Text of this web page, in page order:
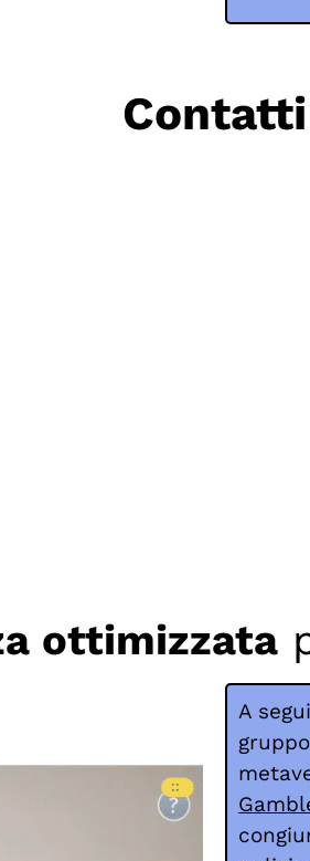
Contatti
ottimizzata
A